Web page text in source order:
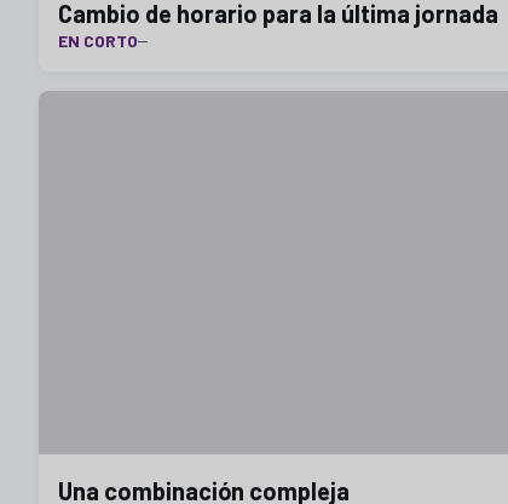
Cambio de horario para la última jornada
EN CORTO
Una combinación compleja